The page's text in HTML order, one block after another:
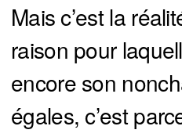
Mais c’est la
raison pour
encore son
égales, c’est